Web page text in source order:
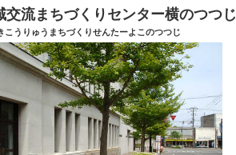
交流まちづくりセンター横のつつじ
こうりゅうまちづくりせんたーよこのつつじ